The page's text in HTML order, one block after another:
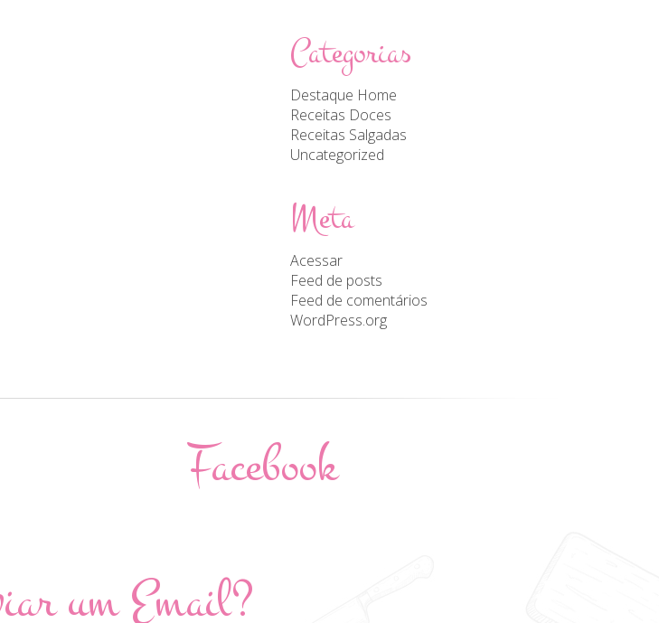
Categorias
Destaque Home
Receitas Doces
Receitas Salgadas
Uncategorized
Meta
Acessar
Feed de posts
Feed de comentários
WordPress.org
Facebook
um Email?